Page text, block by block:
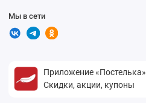
Мы в сети
Приложение «Постелька»
Скидки, акции, купоны